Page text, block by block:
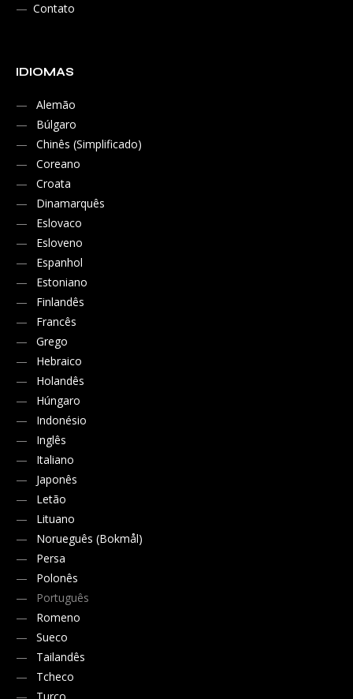
Contato
IDIOMAS
Alemão
Búlgaro
Chinês (Simplificado)
Coreano
Croata
Dinamarquês
Eslovaco
Esloveno
Espanhol
Estoniano
Finlandês
Francês
Grego
Hebraico
Holandês
Húngaro
Indonésio
Inglês
Italiano
Japonês
Letão
Lituano
Norueguês (Bokmål)
Persa
Polonês
Português
Romeno
Sueco
Tailandês
Tcheco